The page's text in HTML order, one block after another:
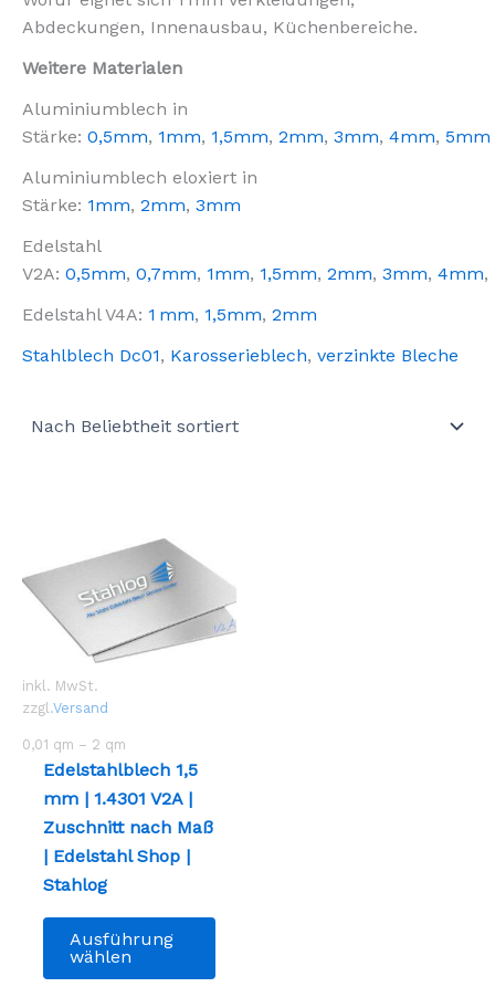
Abdeckungen, Innenausbau, Küchenbereiche.
Weitere Materialen
Aluminiumblech in
Stärke: 0,5mm, 1mm, 1,5mm, 2mm, 3mm, 4mm, 5mm
Aluminiumblech eloxiert in
Stärke: 1mm, 2mm, 3mm
Edelstahl
V2A: 0,5mm, 0,7mm, 1mm, 1,5mm, 2mm, 3mm, 4mm,
Edelstahl V4A: 1 mm, 1,5mm, 2mm
Stahlblech Dc01, Karosserieblech, verzinkte Bleche
inkl. MwSt.
zzgl.Versand
0,01 qm – 2 qm
Edelstahlblech 1,5
mm | 1.4301 V2A |
Zuschnitt nach Maß
| Edelstahl Shop |
Stahlog
Ausführung
wählen
Dieses
weist